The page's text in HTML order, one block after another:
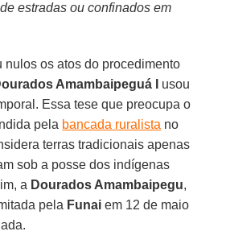
estradas ou confinados em
nulos os atos do procedimento
Amambaipeguá I
usou
Essa tese que preocupa o
pela bancada ruralista no
terras tradicionais apenas
sob a posse dos indígenas
a Dourados Amambaipegu,
pela Funai em 12 de maio